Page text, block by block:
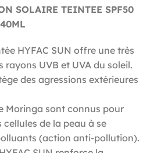
SOLAIRE TEINTEE SPF50
40ML
HYFAC SUN offre une très
UVB et UVA du soleil.
des agressions extérieures
Moringa sont connus pour
de la peau à se
(action anti-pollution).